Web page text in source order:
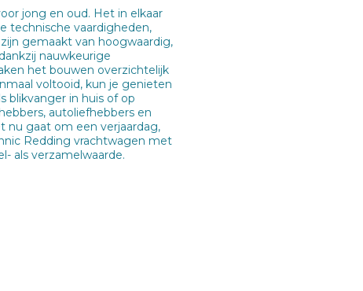
jong en oud. Het in elkaar
technische vaardigheden,
gemaakt van hoogwaardig,
nauwkeurige
het bouwen overzichtelijk
voltooid, kun je genieten
blikvanger in huis of op
autoliefhebbers en
nu gaat om een verjaardag,
Redding vrachtwagen met
als verzamelwaarde.